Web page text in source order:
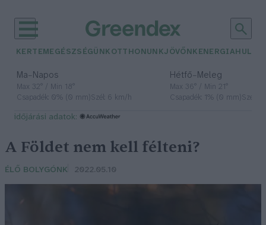
KERTEM EGÉSZSÉGÜNK OTTHONUNKJÖVŐNK ENERGIA
Ma– Napos
Max 32° / Min 18°
Csapadék: 0% (0 mm)Szél: 6 km/h
Hétfő– Meleg
Max 36° / Min 21°
Csapadék: 1% (0 mm)Szél: 7
időjárási adatok:
A Földet nem kell félteni?
ÉLŐ BOLYGÓNK 2022.05.10